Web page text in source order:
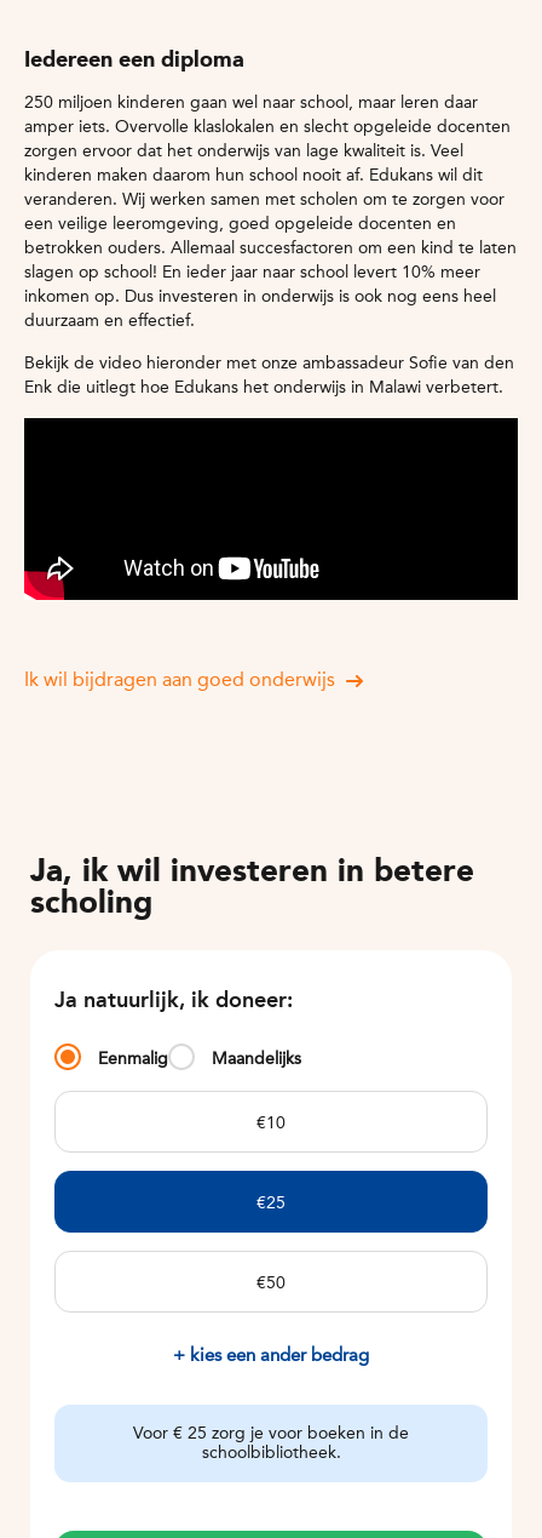
Iedereen een diploma
250 miljoen kinderen gaan wel naar school, maar leren daar
amper iets. Overvolle klaslokalen en slecht opgeleide docenten
zorgen ervoor dat het onderwijs van lage kwaliteit is. Veel
kinderen maken daarom hun school nooit af. Edukans wil dit
veranderen. Wij werken samen met scholen om te zorgen voor
een veilige leeromgeving, goed opgeleide docenten en
betrokken ouders. Allemaal succesfactoren om een kind te laten
slagen op school! En ieder jaar naar school levert 10% meer
inkomen op. Dus investeren in onderwijs is ook nog eens heel
duurzaam en effectief.
Bekijk de video hieronder met onze ambassadeur Sofie van den
Enk die uitlegt hoe Edukans het onderwijs in Malawi verbetert.
Ik wil bijdragen aan goed onderwijs
Ja, ik wil investeren in betere
scholing
Ja natuurlijk, ik doneer:
Eenmalig Maandelijks
€10
€25
€50
+ kies een ander bedrag
Voor € 25 zorg je voor boeken in de
schoolbibliotheek.